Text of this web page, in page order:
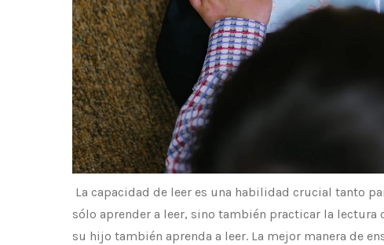
La capacidad de leer es una habilidad crucial tanto
sólo aprender a leer, sino también practicar la
su hijo también aprenda a leer. La mejor manera de